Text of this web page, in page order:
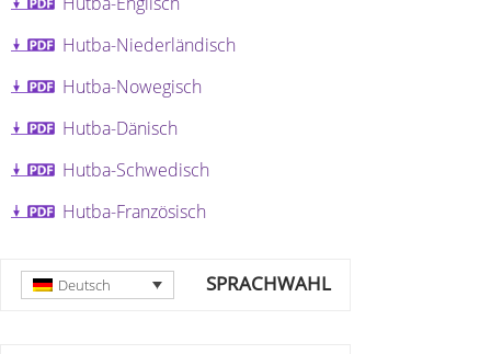
Hutba-Niederländisch
Hutba-Nowegisch
Hutba-Dänisch
Hutba-Schwedisch
Hutba-Französisch
SPRACHWAHL
Deutsch